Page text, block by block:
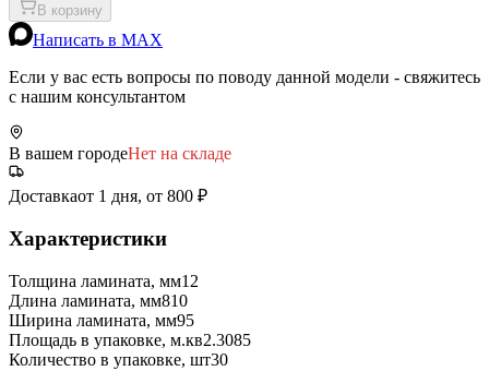
В корзину
Написать в MAX
Если у вас есть вопросы по поводу данной модели - свяжитесь
с нашим консультантом
В вашем городеНет на складе
Доставкаот 1 дня, от 800 ₽
Характеристики
Толщина ламината, мм12
Длина ламината, мм810
Ширина ламината, мм95
Площадь в упаковке, м.кв2.3085
Количество в упаковке, шт30